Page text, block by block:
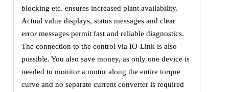
blocking etc. ensures increased plant availability.
Actual value displays, status messages and clear
error messages permit fast and reliable diagnostics.
The connection to the control via IO-Link is also
possible. You also save money, as only one device is
needed to monitor a motor along the entire torque
curve and no separate current converter is required